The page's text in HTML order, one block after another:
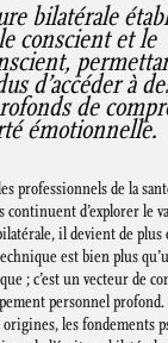
bilatérale
conscient et le
d’accéder à
de
émotionnelle.
professionnels de la
continuent d’explorer le
il devient de plus
est bien plus
; c’est un vecteur de
personnel
origines, les fondements